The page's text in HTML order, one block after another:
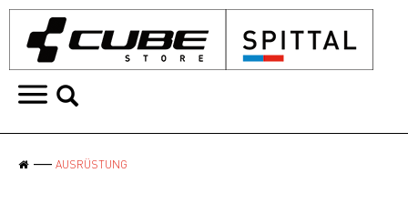
AUSRÜSTUNG